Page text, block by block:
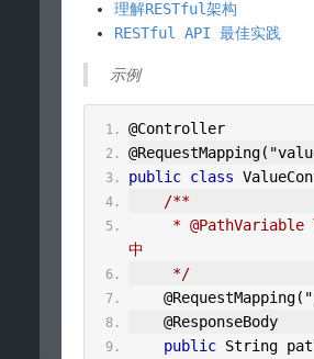
理解RESTful架构
RESTful API 最佳实践
示例
@Controller
@RequestMapping(
public class
/**
中
     */
@RequestMapping(
@ResponseBody
public String